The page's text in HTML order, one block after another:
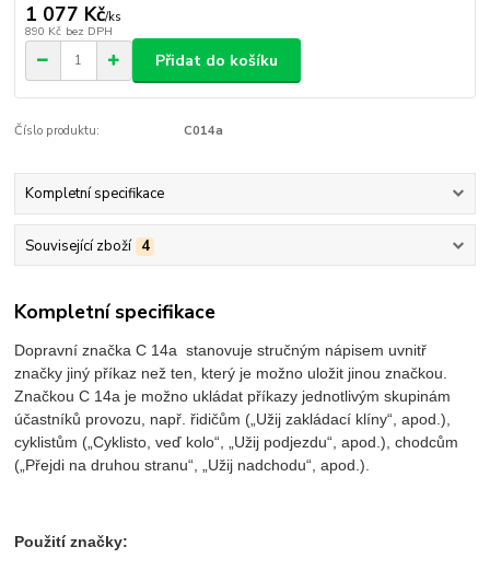
1 077 Kč/ks
890 Kč bez DPH
Přidat do košíku
Číslo produktu: C014a
Kompletní specifikace
Související zboží 4
Kompletní specifikace
Dopravní značka C 14a stanovuje stručným nápisem uvnitř
značky jiný příkaz než ten, který je možno uložit jinou značkou.
Značkou C 14a je možno ukládat příkazy jednotlivým skupinám
účastníků provozu, např. řidičům („Užij zakládací klíny“, apod.),
cyklistům („Cyklisto, veď kolo“, „Užij podjezdu“, apod.), chodcům
(„Přejdi na druhou stranu“, „Užij nadchodu“, apod.).
Použití značky: